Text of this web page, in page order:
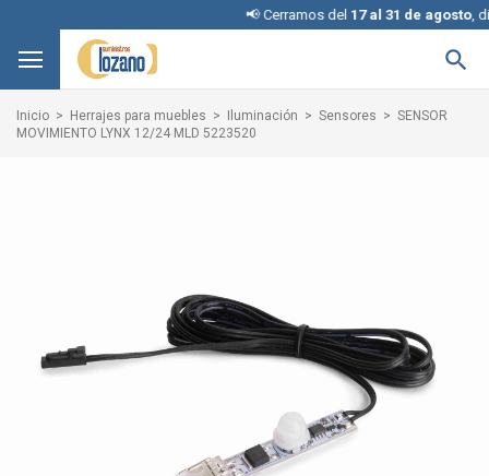
📢 Cerramos del17 al 31 de agosto,

Inicio Herrajes para muebles Iluminación Sensores
SENSOR
MOVIMIENTO LYNX 12/24 MLD 5223520